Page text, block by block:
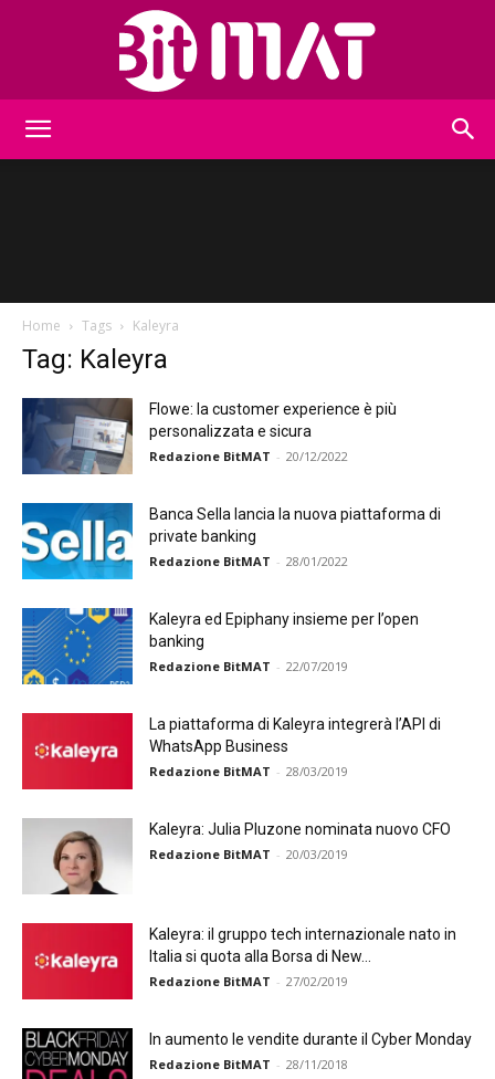
Home Tags Kaleyra
Tag: Kaleyra
Flowe: la customer experience è più
personalizzata e sicura
Redazione BitMAT - 20/12/2022
Banca Sella lancia la nuova piattaforma di
private banking
Redazione BitMAT - 28/01/2022
Kaleyra ed Epiphany insieme per l’open
banking
Redazione BitMAT - 22/07/2019
La piattaforma di Kaleyra integrerà l’API di
WhatsApp Business
Redazione BitMAT - 28/03/2019
Kaleyra: Julia Pluzone nominata nuovo CFO
Redazione BitMAT - 20/03/2019
Kaleyra: il gruppo tech internazionale nato in
Italia si quota alla Borsa di New...
Redazione BitMAT - 27/02/2019
In aumento le vendite durante il Cyber Monday
Redazione BitMAT - 28/11/2018